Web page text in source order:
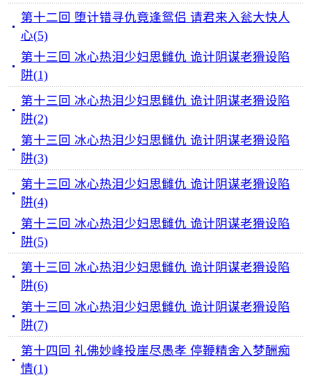
第十二回 堕计错寻仇竟逢鸳侣 请君来入瓮大快人
心(5)
第十三回 冰心热泪少妇思雠仇 诡计阴谋老猾设陷
阱(1)
第十三回 冰心热泪少妇思雠仇 诡计阴谋老猾设陷
阱(2)
第十三回 冰心热泪少妇思雠仇 诡计阴谋老猾设陷
阱(3)
第十三回 冰心热泪少妇思雠仇 诡计阴谋老猾设陷
阱(4)
第十三回 冰心热泪少妇思雠仇 诡计阴谋老猾设陷
阱(5)
第十三回 冰心热泪少妇思雠仇 诡计阴谋老猾设陷
阱(6)
第十三回 冰心热泪少妇思雠仇 诡计阴谋老猾设陷
阱(7)
第十四回 礼佛妙峰投崖尽愚孝 停鞭精舍入梦酬痴
情(1)